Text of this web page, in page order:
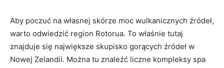
Aby ​poczuć na własnej skórze moc ‌wulkanicznych źródeł,
warto odwiedzić‌ region Rotorua.⁤ To właśnie tutaj
znajduje się największe skupisko gorących​ źródeł w
Nowej Zelandii. Można tu znaleźć liczne kompleksy spa